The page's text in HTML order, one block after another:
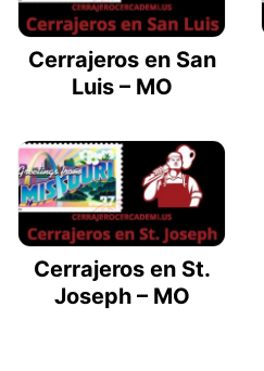
Cerrajeros en San
Luis – MO
Cerrajeros en St.
Joseph – MO